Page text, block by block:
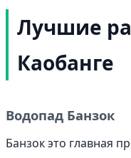
Лучшие
Каобанге
Водопад Банзок
Банзок это главная